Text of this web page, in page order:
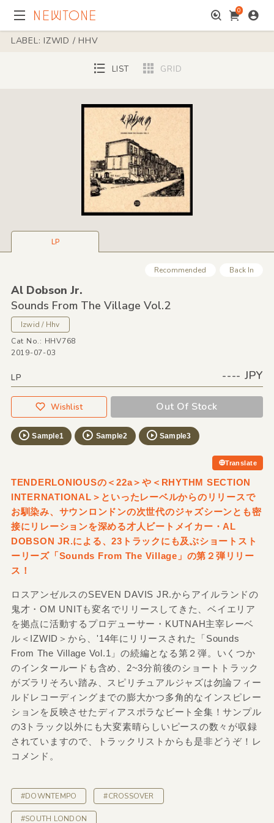
0
LABEL: IZWID / HHV
LIST GRID
LP
Recommended Back In
Al Dobson Jr.
Sounds From The Village Vol.2
Izwid / Hhv
Cat No.: HHV768
2019-07-03
LP ---- JPY
Wishlist Out Of Stock
Sample1 Sample2 Sample3
Translate
TENDERLONIOUSの＜22a＞や＜RHYTHM SECTION
INTERNATIONAL＞といったレーベルからのリリースで
お馴染み、サウンロンドンの次世代のジャズシーンとも密
接にリレーションを深める才人ビートメイカー・AL
DOBSON JR.による、23トラックにも及ぶショートスト
ーリーズ「Sounds From The Village」の第２弾リリー
ス！
ロスアンゼルスのSEVEN DAVIS JR.からアイルランドの
鬼才・OM UNITも変名でリリースしてきた、ベイエリア
を拠点に活動するプロデューサー・KUTNAH主宰レーベ
ル＜IZWID＞から、'14年にリリースされた「Sounds
From The Village Vol​.1」の続編となる第２弾。いくつか
のインタールードも含め、2~3分前後のショートトラック
がズラリそろい踏み、スピリチュアルジャズは勿論フィー
ルドレコーディングまでの膨大かつ多角的なインスピレー
ションを反映させたディアスポラなビート全集！サンプル
の3トラック以外にも大変素晴らしいピースの数々が収録
されていますので、トラックリストからも是非どうぞ！レ
コメンド。
#DOWNTEMPO #CROSSOVER
#SOUTH LONDON